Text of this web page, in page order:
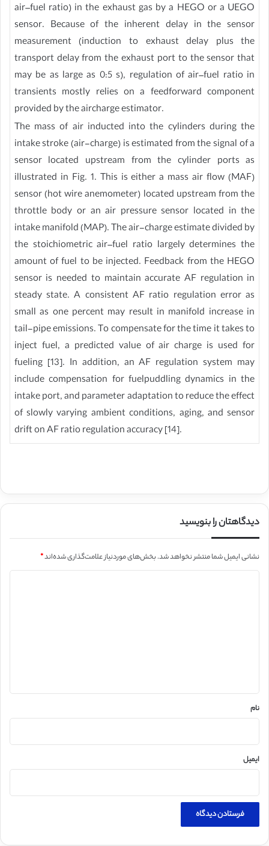
air–fuel ratio) in the exhaust gas by a HEGO or a UEGO
sensor. Because of the inherent delay in the sensor
measurement (induction to exhaust delay plus the
transport delay from the exhaust port to the sensor that
may be as large as 0:5 s), regulation of air–fuel ratio in
transients mostly relies on a feedforward component
provided by the aircharge estimator.
The mass of air inducted into the cylinders during the
intake stroke (air-charge) is estimated from the signal of a
sensor located upstream from the cylinder ports as
illustrated in Fig. 1. This is either a mass air flow (MAF)
sensor (hot wire anemometer) located upstream from the
throttle body or an air pressure sensor located in the
intake manifold (MAP). The air-charge estimate divided by
the stoichiometric air–fuel ratio largely determines the
amount of fuel to be injected. Feedback from the HEGO
sensor is needed to maintain accurate AF regulation in
steady state. A consistent AF ratio regulation error as
small as one percent may result in manifold increase in
tail-pipe emissions. To compensate for the time it takes to
inject fuel, a predicted value of air charge is used for
fueling [13]. In addition, an AF regulation system may
include compensation for fuelpuddling dynamics in the
intake port, and parameter adaptation to reduce the effect
of slowly varying ambient conditions, aging, and sensor
drift on AF ratio regulation accuracy [14].
دیدگاهتان را بنویسید
نشانی ایمیل شما منتشر نخواهد شد.بخش‌های موردنیاز علامت‌گذاری شده‌اند*
نام
ایمیل